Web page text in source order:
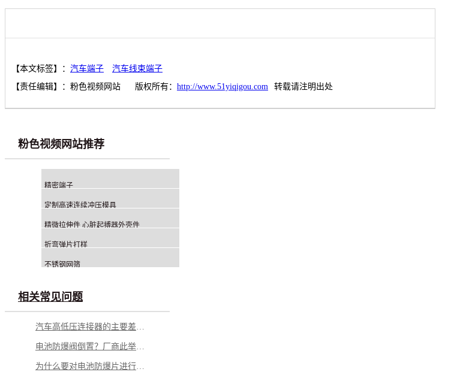
【本文标签】： 汽车端子
汽车线束端子
【责任编辑】： 粉色视频网站 版权所有： http://www.51yiqigou.com 转载请注明出处
粉色视频网站推荐
精密端子
定制高速连续冲压模具
精微拉伸件 心脏起搏器外壳件
折弯弹片打样
不锈钢网筛
相关常见问题
汽车高低压连接器的主要差别在哪里？
电池防爆阀倒置？厂商此举意欲何为？
为什么要对电池防爆片进行热处理？有什么好处？